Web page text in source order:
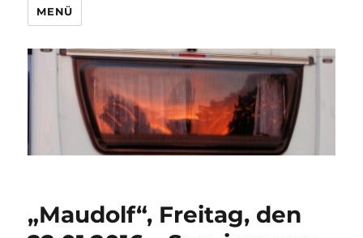
MENÜ
„Maudolf“, Freitag, den